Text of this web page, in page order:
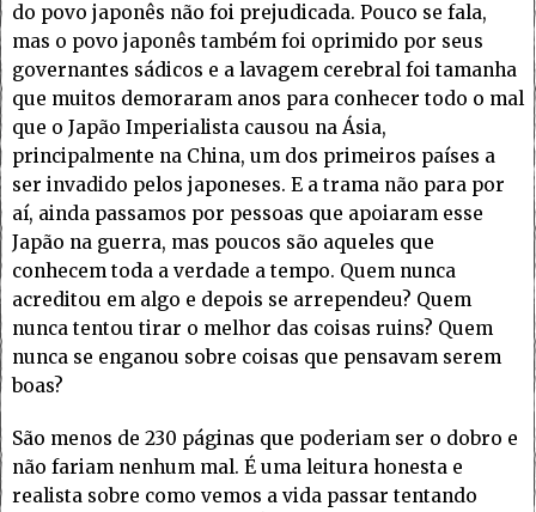
do povo japonês não foi prejudicada. Pouco se fala,
mas o povo japonês também foi oprimido por seus
governantes sádicos e a lavagem cerebral foi tamanha
que muitos demoraram anos para conhecer todo o mal
que o Japão Imperialista causou na Ásia,
principalmente na China, um dos primeiros países a
ser invadido pelos japoneses. E a trama não para por
aí, ainda passamos por pessoas que apoiaram esse
Japão na guerra, mas poucos são aqueles que
conhecem toda a verdade a tempo. Quem nunca
acreditou em algo e depois se arrependeu? Quem
nunca tentou tirar o melhor das coisas ruins? Quem
nunca se enganou sobre coisas que pensavam serem
boas?
São menos de 230 páginas que poderiam ser o dobro e
não fariam nenhum mal. É uma leitura honesta e
realista sobre como vemos a vida passar tentando